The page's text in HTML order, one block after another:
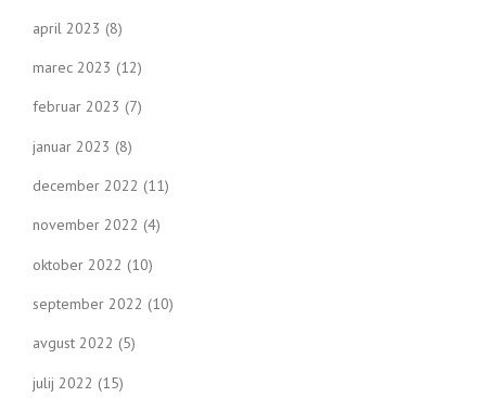
april 2023 (8)
marec 2023 (12)
februar 2023 (7)
januar 2023 (8)
december 2022 (11)
november 2022 (4)
oktober 2022 (10)
september 2022 (10)
avgust 2022 (5)
julij 2022 (15)